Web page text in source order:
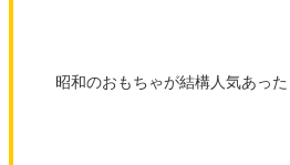
昭和のおもちゃが結構人気あっ